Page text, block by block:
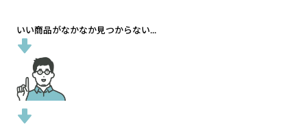
いい商品がなかなか見つからない...